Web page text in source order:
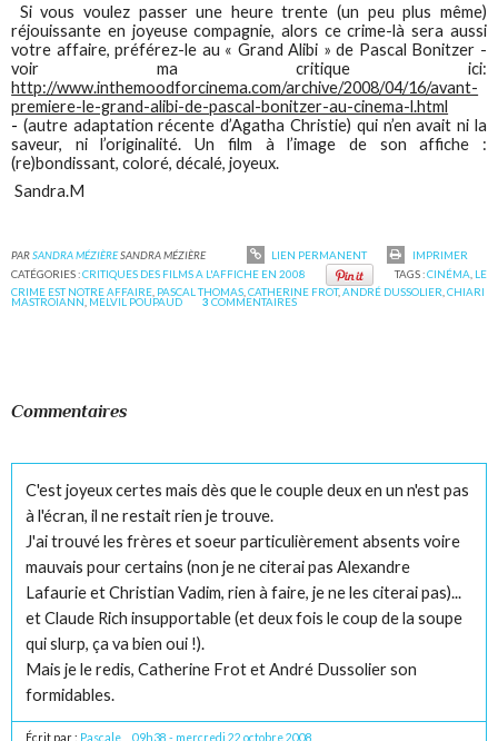
Si vous voulez passer une heure trente (un peu plus même)
réjouissante en joyeuse compagnie, alors ce crime-là sera aussi
votre affaire, préférez-le au « Grand Alibi » de Pascal Bonitzer -
voir ma critique ici:
http://www.inthemoodforcinema.com/archive/2008/04/16/avant-
premiere-le-grand-alibi-de-pascal-bonitzer-au-cinema-l.html
- (autre adaptation récente d’Agatha Christie) qui n’en avait ni la
saveur, ni l’originalité. Un film à l’image de son affiche :
(re)bondissant, coloré, décalé, joyeux.
Sandra.M
PARSANDRA MÉZIÈRESANDRA MÉZIÈRE LIEN PERMANENT
IMPRIMER
CATÉGORIES :CRITIQUES DES FILMS A L'AFFICHE EN 2008 TAGS :CINÉMA LE
CRIME EST NOTRE AFFAIRE PASCAL THOMAS ,CATHERINE FROT,ANDRÉ DUSSOLIER ,CHIARI
MASTROIANN MELVIL POUPAUD 3 COMMENTAIRES
Commentaires
C'est joyeux certes mais dès que le couple deux en un n'est pas
à l'écran, il ne restait rien je trouve.
J'ai trouvé les frères et soeur particulièrement absents voire
mauvais pour certains (non je ne citerai pas Alexandre
Lafaurie et Christian Vadim, rien à faire, je ne les citerai pas)...
et Claude Rich insupportable (et deux fois le coup de la soupe
qui slurp, ça va bien oui !).
Mais je le redis, Catherine Frot et André Dussolier son
formidables.
Écrit par : Pascale 09h38 - mercredi 22 octobre 2008